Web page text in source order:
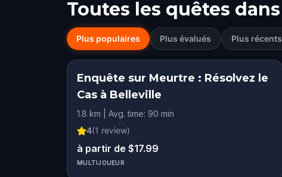
Toutes les quêtes dans
Plus populaires Plus évalués Plus récents
Enquête sur Meurtre : Résolvez le
Cas à Belleville
1.8 km | Avg. time: 90 min
4(1 review)
à partir de $17.99
MULTIJOUEUR